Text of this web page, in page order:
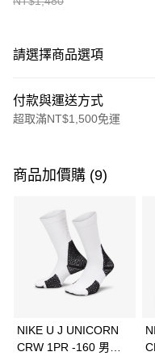
請選擇商品選項
付款與運送方式
超取滿NT$1,500免運
信用卡一次付款
3 期 0 利率 每期
合作金庫商業銀行
華南商業銀行
上海商業儲蓄銀行
Apple Pay
全盈+PAY
商品加價購 (9)
NIKE U J UNICORN
CRW 1PR -160 男女